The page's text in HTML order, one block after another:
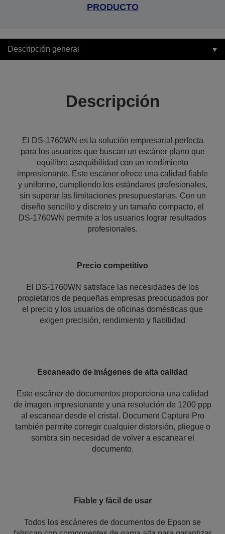
PRODUCTO
Descripción general
Descripción
El DS-1760WN es la solución empresarial perfecta
para los usuarios que buscan un escáner plano que
equilibre asequibilidad con un rendimiento
impresionante. Este escáner ofrece una calidad fiable
y uniforme, cumpliendo los estándares profesionales,
sin superar las limitaciones presupuestarias. Con un
diseño sencillo y discreto y un tamaño compacto, el
DS-1760WN permite a los usuarios lograr resultados
profesionales.
Precio competitivo
El DS-1760WN satisface las necesidades de los
propietarios de pequeñas empresas preocupados por
el precio y los usuarios de oficinas domésticas que
exigen precisión, rendimiento y fiabilidad
Escaneado de imágenes de alta calidad
Este escáner de documentos proporciona una calidad
de imagen impresionante y una resolución de 1200 ppp
al escanear desde el cristal. Document Capture Pro
también permite corregir cualquier distorsión, pliegue o
sombra sin necesidad de volver a escanear el
documento.
Fiable y fácil de usar
Todos los escáneres de documentos de Epson se